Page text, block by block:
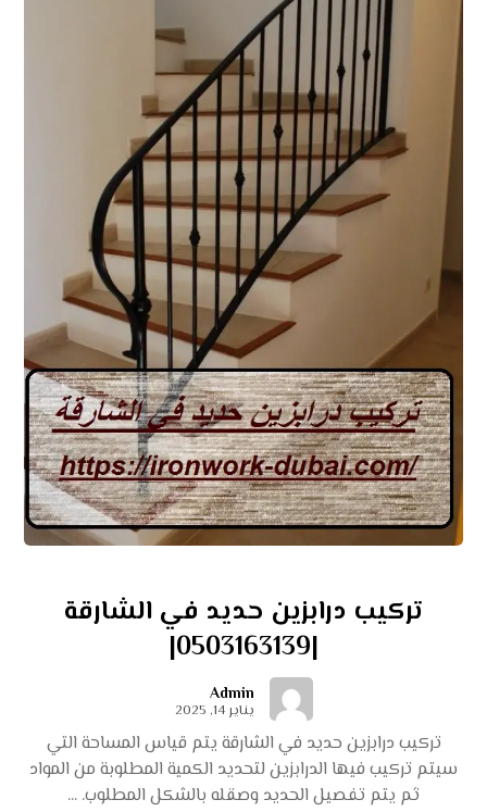
تركيب درابزين حديد في الشارقة
|0503163139|
Admin
يناير 14, 2025
تركيب درابزين حديد في الشارقة يتم قياس المساحة التي
سيتم تركيب فيها الدرابزين لتحديد الكمية المطلوبة من المواد
ثم يتم تفصيل الحديد وصقله بالشكل المطلوب. ...